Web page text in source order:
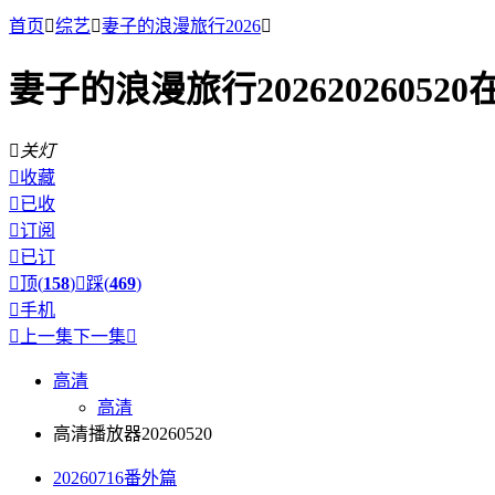
首页综艺妻子的浪漫旅行2026
妻子的浪漫旅行202620260520
 关灯
收藏
已收
订阅
已订
顶(158)踩(469)
手机
 上一集下一集
高清
高清
高清播放器20260520
20260716番外篇